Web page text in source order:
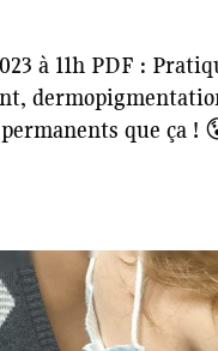
à 11h PDF :
permanents que ça